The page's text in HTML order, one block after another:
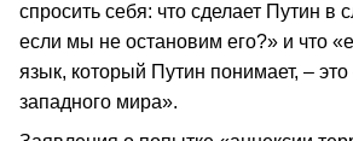
спросить себя: что сделает Путин в
если мы не остановим его?» и что
язык, который Путин понимает, – это
западного мира».